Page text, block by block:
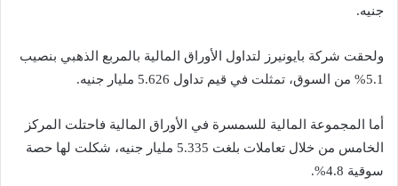
جنيه.
ولحقت شركة بايونيرز لتداول الأوراق المالية بالمربع الذهبي بنصيب
5.1% من السوق، تمثلت في قيم تداول 5.626 مليار جنيه.
أما المجموعة المالية للسمسرة في الأوراق المالية فاحتلت المركز
الخامس من خلال تعاملات بلغت 5.335 مليار جنيه، شكلت لها حصة
سوقية 4.8%.